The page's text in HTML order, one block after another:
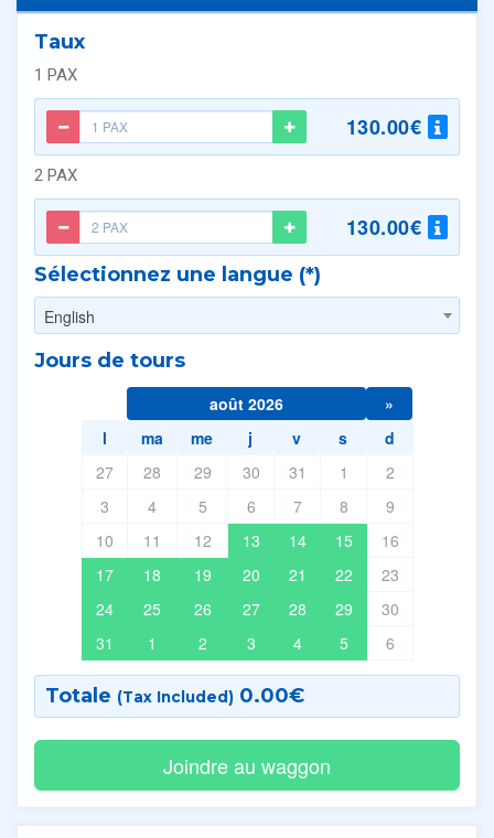
Taux
1 PAX
130.00€
2 PAX
130.00€
Sélectionnez une langue (*)
English
Jours de tours
août 2026
»
l
ma me j v s
d
27
28 29 30 31 1
2
3
4 5 6 7 8
9
10
11 12 13 14 15
16
17
18 19 20 21 22
23
24
25 26 27 28 29
30
31
1 2 3 4 5 6
Totale (Tax Included) 0.00€